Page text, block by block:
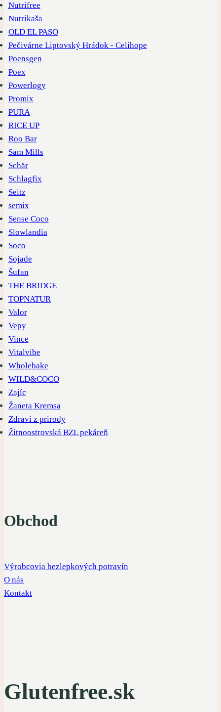
Nutrifree
Nutrikaša
OLD EL PASO
Pečivárne Liptovský Hrádok - Celihope
Poensgen
Poex
Powerlogy
Promix
PURA
RICE UP
Roo Bar
Sam Mills
Schär
Schlagfix
Seitz
semix
Sense Coco
Slowlandia
Soco
Sojade
Šufan
THE BRIDGE
TOPNATUR
Valor
Vepy
Vince
Vitalvibe
Wholebake
WILD&COCO
Zajíc
Žaneta Kremsa
Zdravi z prirody
Žitnoostrovská BZL pekáreň
Obchod
Výrobcovia bezlepkových potravín
O nás
Kontakt
Glutenfree.sk